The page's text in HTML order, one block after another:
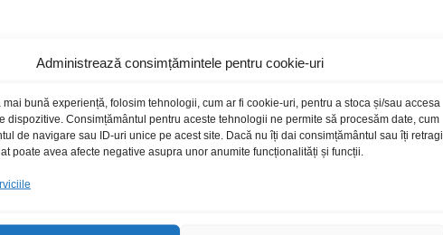
Administrează consimțămintele pentru cookie-uri
mai bună experiență, folosim tehnologii, cum ar fi cookie-uri, pentru a stoca și/sau accesa
dispozitive. Consimțământul pentru aceste tehnologii ne permite să procesăm date, cum
de navigare sau ID-uri unice pe acest site. Dacă nu îți dai consimțământul sau îți retragi
poate avea afecte negative asupra unor anumite funcționalități și funcții.